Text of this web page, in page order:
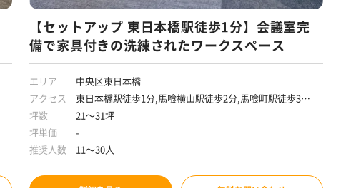
【セットアップ 東日本橋駅徒歩1分】会議室完
備で家具付きの洗練されたワークスペース
エリア
中央区東日本橋
アクセス
東日本橋駅徒歩1分,馬喰横山駅徒歩2分,馬喰町駅徒歩3分,
浅草橋駅徒歩8分
坪数
21～31坪
坪単価
-
推奨人数
11～30人